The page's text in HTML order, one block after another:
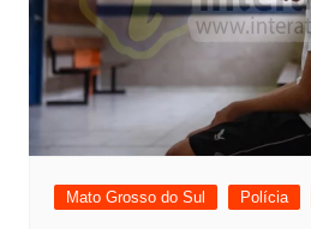
Mato Grosso do Sul Polícia